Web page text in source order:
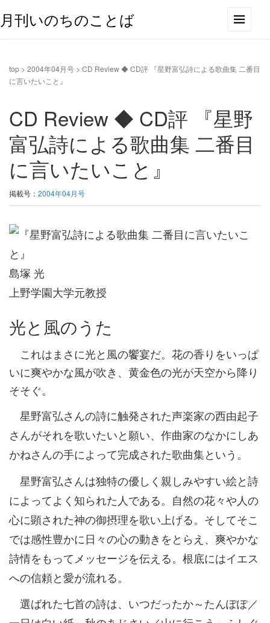
月刊いのちのことば
top > 2004年04月号 > CD Review ◆ CD評 『星野富弘詩による歌曲集 二番目
に言いたいこと』
CD Review ◆ CD評 『星野
富弘詩による歌曲集 二番目
に言いたいこと』
掲載号： 2004年04月号
島塚 光
上野学園大学元教授
光と風のうた
これはまさに光と風の饗宴だ。花の香りをいっぱ
いに爽やかな風が吹き、黄金色の光が天空から降り
そそぐ。
星野富弘さんの詩に触発された声楽家の西由起子
さんがそれを歌いたいと願い、作曲家のなかにしあ
かねさんの手によって完成された歌曲集という。
星野富弘さんは独特の優しく親しみやすい絵と詩
によってよく知られた人である。自然の花々や人の
心に顕された神の御摂理を歌い上げる。そしてそこ
では感性豊かに日々の心の動きをとらえ、爽やかな
詩情をもってメッセージを伝える。根底にはイエス
への信頼と愛が流れる。
選ばれた七首の詩は、いつだったか～たんぽぽ／